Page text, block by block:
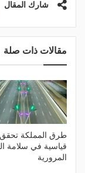
شارك المقال
مقالات ذات صلة
طرق المملكة تحقق
قياسية في سلامة
المرورية